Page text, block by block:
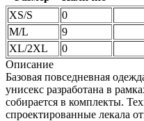
XS/S
0
M/L
9
XL/2XL
0
Описание
Базовая повседневная
унисекс разработана в
собирается в комплекты.
спроектированные лекала